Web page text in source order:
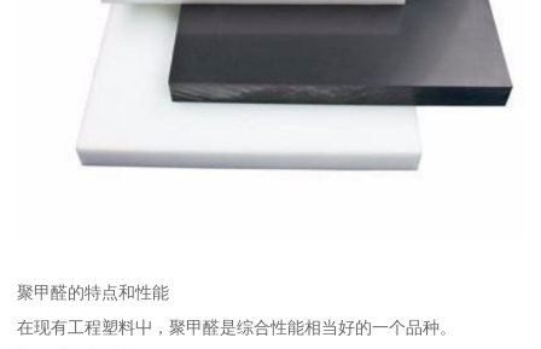
聚甲醛的特点和性能
在现有工程塑料屮，聚甲醛是综合性能相当好的一个品种。